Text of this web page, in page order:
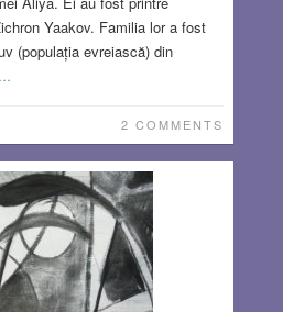
Yaakov. Familia lor a fost
(populația evreiască) din
2 COMMENTS